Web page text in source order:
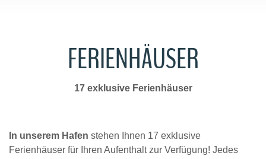
FERIENHÄUSER
17 exklusive Ferienhäuser
In unserem Hafen stehen Ihnen 17 exklusive
Ferienhäuser für Ihren Aufenthalt zur Verfügung! Jedes